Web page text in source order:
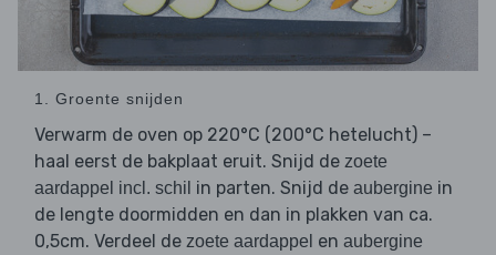
1. Groente snijden
Verwarm de oven op 220°C (200°C hetelucht) –
haal eerst de bakplaat eruit. Snijd de zoete
aardappel incl. schil in parten. Snijd de aubergine in
de lengte doormidden en dan in plakken van ca.
0,5cm. Verdeel de zoete aardappel en aubergine